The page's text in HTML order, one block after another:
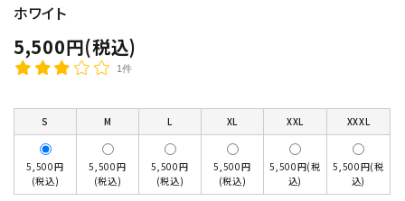
ホワイト
5,500円(税込)
1件
S M L XL XXL XXXL
5,500円
(税込)
5,500円
(税込)
5,500円
(税込)
5,500円
(税込)
5,500円(税
込)
5,500円(税
込)